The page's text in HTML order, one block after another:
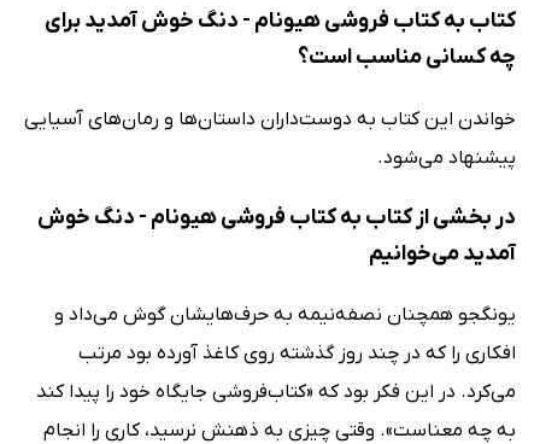
کتاب به کتاب فروشی هیونام - دنگ خوش آمدید برای
چه کسانی مناسب است؟
خواندن این کتاب به دوست‌داران داستان‌ها و رمان‌های آسیایی
پیشنهاد می‌شود.
در بخشی از کتاب به کتاب فروشی هیونام - دنگ خوش
آمدید می‌خوانیم
یونگجو همچنان نصفه‌نیمه به حرف‌هایشان گوش می‌داد و
افکاری را که در چند روز گذشته روی کاغذ آورده بود مرتب
می‌کرد. در این فکر بود که «کتاب‌فروشی جایگاه خود را پیدا کند
به چه معناست». وقتی چیزی به ذهنش نرسید، کاری را انجام